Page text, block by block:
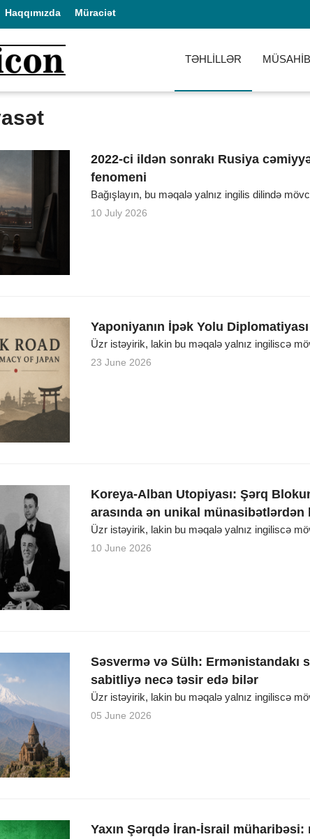
Haqqımızda Müraciət
TƏHLİLLƏR
2022-ci ildən sonrakı Rusiya
fenomeni
Bağışlayın, bu məqalə yalnız ingilis dilində
10 July 2026
Yaponiyanın İpək Yolu Diplomatiyası
Üzr istəyirik, lakin bu məqalə yalnız ingiliscə
23 June 2026
Koreya-Alban Utopiyası: Şərq
arasında ən unikal münasibətlərdən
Üzr istəyirik, lakin bu məqalə yalnız ingiliscə
10 June 2026
Səsvermə və Sülh: Ermənistandakı
sabitliyə necə təsir edə bilər
Üzr istəyirik, lakin bu məqalə yalnız ingiliscə
05 June 2026
Yaxın Şərqdə İran-İsrail